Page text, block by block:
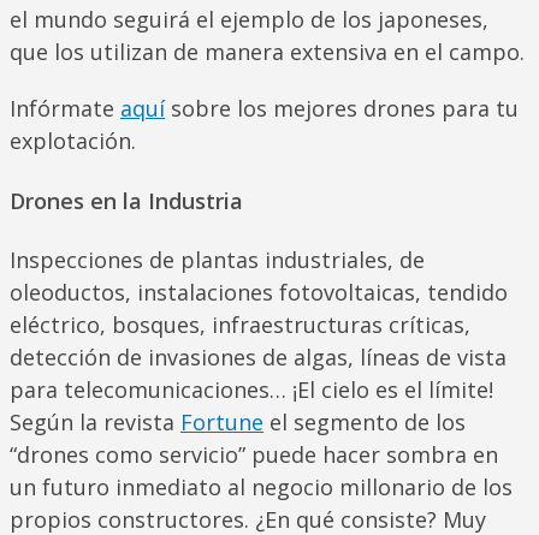
el mundo seguirá el ejemplo de los japoneses,
que los utilizan de manera extensiva en el campo.
Infórmate aquísobre los mejores drones para tu
explotación.
Drones en la Industria
Inspecciones de plantas industriales, de
oleoductos, instalaciones fotovoltaicas, tendido
eléctrico, bosques, infraestructuras críticas,
detección de invasiones de algas, líneas de vista
para telecomunicaciones… ¡El cielo es el límite!
Según la revista Fortune el segmento de los
“drones como servicio” puede hacer sombra en
un futuro inmediato al negocio millonario de los
propios constructores. ¿En qué consiste? Muy